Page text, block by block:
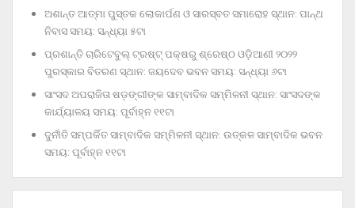
ଅଶାନ୍ତ ଆତ୍ମା ପୁସ୍ତକ ଲୋକାର୍ପଣ ଓ ସାରସ୍ବତ ସମାରୋହ ସ୍ଥାନ: ପାନ୍ଥ
ନିବାସ ସମୟ: ସନ୍ଧ୍ୟା ୫ଟା
ପ୍ରଶାନ୍ତି ଚାରିଟେବୁଲ୍‌ ଟ୍ରଷ୍ଟ୍‌ ପକ୍ଷରୁ ଶ୍ରେଷ୍ଠ ଓଡ଼ିଆଣୀ ୨୦୨୨
ପୁରସ୍କାର ବିତରଣ ସ୍ଥାନ: ଜୟଦେବ ଭବନ ସମୟ: ସନ୍ଧ୍ୟା ୬ଟା
ସାଂସଦ ଅପରାଜିତା ଷଡ଼ଙ୍ଗୀଙ୍କ ସାମ୍ବାଦିକ ସମ୍ମିଳନୀ ସ୍ଥାନ: ସାଂସଦଙ୍କ
କାର୍ଯ୍ୟାଳୟ ସମୟ: ପୂର୍ବାହ୍ନ ୧୧ଟା
ଦୁର୍ନୀତି ସମ୍ପର୍କିତ ସାମ୍ବାଦିକ ସମ୍ମିଳନୀ ସ୍ଥାନ: ଉତ୍କଳ ସାମ୍ବାଦିକ ଭବନ
ସମୟ: ପୂର୍ବାହ୍ନ ୧୧ଟା